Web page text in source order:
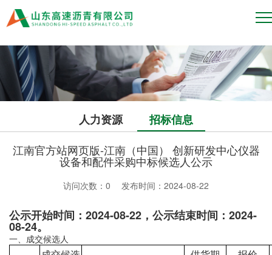
人力资源
招标信息
江南官方站网页版-江南（中国） 创新研发中心仪器
设备和配件采购中标候选人公示
访问次数： 0 发布时间：2024-08-22
公示开始时间： 2024-08-22，公示结束时间：2024-
08-24。
一、成交候选人